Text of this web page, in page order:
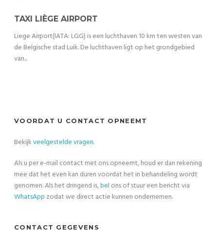
TAXI LIÈGE AIRPORT
Liege Airport(IATA: LGG) is een luchthaven 10 km ten westen van
de Belgische stad Luik. De luchthaven ligt op het grondgebied
van...
VOORDAT U CONTACT OPNEEMT
Bekijkveelgestelde vragen.
Als u per e-mail contact met ons opneemt, houd er dan rekening
mee dat het even kan duren voordat het in behandeling wordt
genomen. Als het dringend is,bel ons of stuur een bericht via
WhatsApp zodat we direct actie kunnen ondernemen.
CONTACT GEGEVENS